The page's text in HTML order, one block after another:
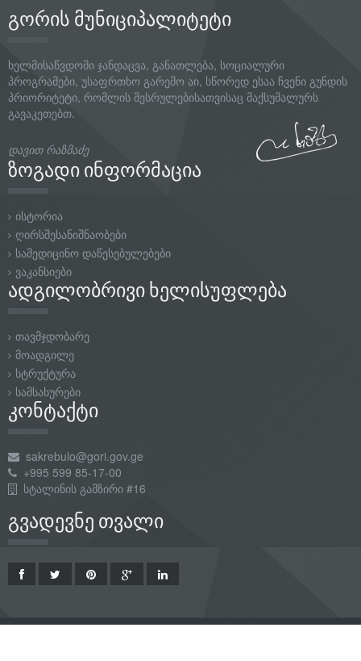
გორის მუნიციპალიტეტი
ხელმისაწვდომი ჯანდაცვა, განათლება, სოციალური
პროგრამები, უსაფრთხო გარემო აი, სწორედ ესაა ჩვენი გუნდის
პრიორიტეტი, რომლის შესრულებისათვისაც მაქსუმალურს
გავაკეთებთ.
დავით რაზმაძე
ზოგადი ინფორმაცია
ისტორია
ღირსშესანიშნაობები
სამედიცინო დაწესებულებები
ვაკანსიები
ადგილობრივი ხელისუფლება
თავმჯდობარე
მოადგილე
სტრუქტურა
სამსახურები
კონტაქტი
sakrebulo@gori.gov.ge
+995 599 85-17-00
სტალინის გამზირი #16
გვადევნე თვალი